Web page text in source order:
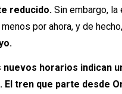
reducido.Sin embargo,
por ahora, y de hecho,
nuevos horarios indican
tren que parte desde